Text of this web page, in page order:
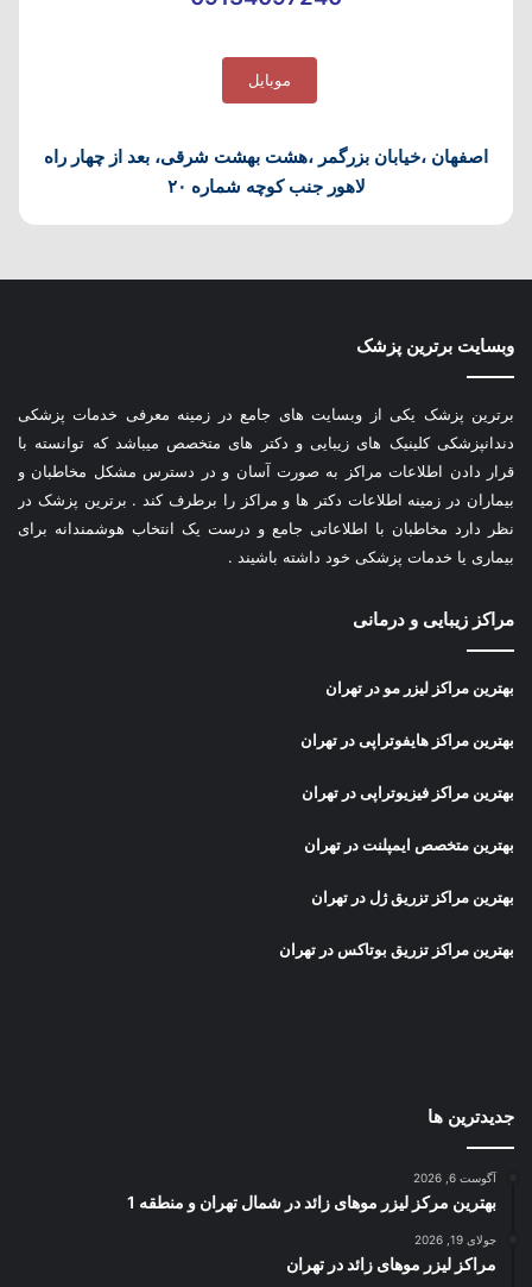
موبایل
اصفهان ،خیابان بزرگمر ،هشت بهشت شرقی، بعد از چهار راه
لاهور جنب کوچه شماره ۲۰
وبسایت برترین پزشک
برترین پزشک یکی از وبسایت های جامع در زمینه معرفی خدمات پزشکی
دندانپزشکی کلینیک های زیبایی و دکتر های متخصص میباشد که توانسته با
قرار دادن اطلاعات مراکز به صورت آسان و در دسترس مشکل مخاطبان و
بیماران در زمینه اطلاعات دکتر ها و مراکز را برطرف کند . برترین پزشک در
نظر دارد مخاطبان با اطلاعاتی جامع و درست یک انتخاب هوشمندانه برای
بیماری یا خدمات پزشکی خود داشته باشیند .
مراکز زیبایی و درمانی
بهترین مراکز لیزر مو در تهران
بهترین مراکز هایفوتراپی در تهران
بهترین مراکز فیزیوتراپی در تهران
بهترین متخصص ایمپلنت در تهران
بهترین مراکز تزریق ژل در تهران
بهترین مراکز تزریق بوتاکس در تهران
جدیدترین ها
آگوست 6, 2026
بهترین مرکز لیزر موهای زائد در شمال تهران و منطقه 1
جولای 19, 2026
مراکز لیزر موهای زائد در تهران